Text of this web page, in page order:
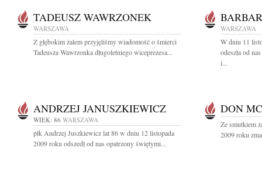
TADEUSZ WAWRZONEK
WARSZAWA
Z głębokim żalem przyjęliśmy wiadomość o śmierci
Tadeusza Wawrzonka długoletniego wiceprezesa...
WARSZAWA
W dniu 11
odeszła od
i...
ANDRZEJ JANUSZKIEWICZ
WIEK: 86 WARSZAWA
płk Andrzej Juszkiewicz lat 86 w dniu 12 listopada
2009 roku odszedł od nas opatrzony świętymi...
DON
Ze smutkiem
2009 roku